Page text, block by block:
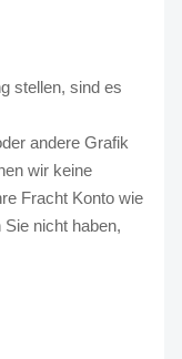
stellen, sind es
andere Grafik
wir keine
Fracht Konto wie
nicht haben,